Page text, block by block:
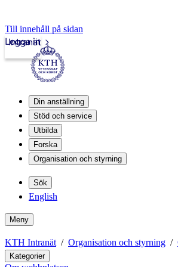
Till innehåll på sidan
Intranät
Logga in
Din anställning
Stöd och service
Utbilda
Forska
Organisation och styrning
Sök
English
Meny
KTH Intranät Organisation och styrning
Kategorier